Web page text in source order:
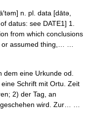
n. pl. data [dātə,
datus: see DATE1] 1.
from which conclusions
or assumed thing,… …
eine Urkunde od.
Schrift mit Ortu. Zeit
2) der Tag, an
geschehen wird. Zur… …